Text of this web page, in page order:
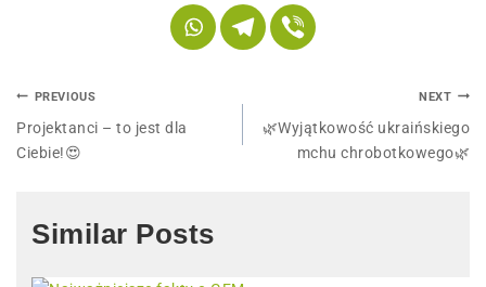
PREVIOUS
Projektanci – to jest dla
Ciebie!😍
NEXT
🌿Wyjątkowość ukraińskiego
mchu chrobotkowego🌿
Similar Posts